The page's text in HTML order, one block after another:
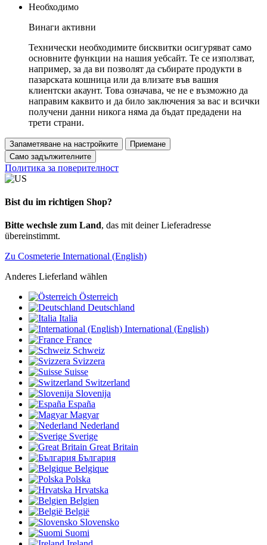
Необходимо
Винаги активни
Технически необходимите бисквитки осигуряват само
основните функции на нашия уебсайт. Те се използват,
например, за да ви позволят да събирате продукти в
пазарската кошница или да влизате във вашия
клиентски акаунт. Това означава, че не е възможно да
направим каквито и да било заключения за вас и всички
получени данни никога няма да бъдат предадени на
трети страни.
Запаметяване на настройките
Приемане
Само задължителните
Политика за поверителност
Bist du im richtigen Shop?
Bitte wechsle zum Land, das mit deiner Lieferadresse
übereinstimmt.
Zu Cosmeterie International (English)
Anderes Lieferland wählen
Österreich
Deutschland
Italia
International (English)
France
Schweiz
Svizzera
Suisse
Switzerland
Slovenija
España
Magyar
Nederland
Sverige
Great Britain
България
Belgique
Polska
Hrvatska
Belgien
België
Slovensko
Suomi